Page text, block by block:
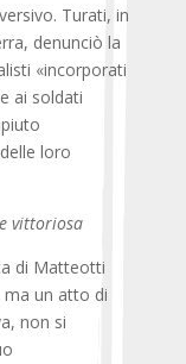
Turati, in
denunciò la
«incorporati
ai soldati
loro
vittoriosa
di Matteotti
un atto di
non si